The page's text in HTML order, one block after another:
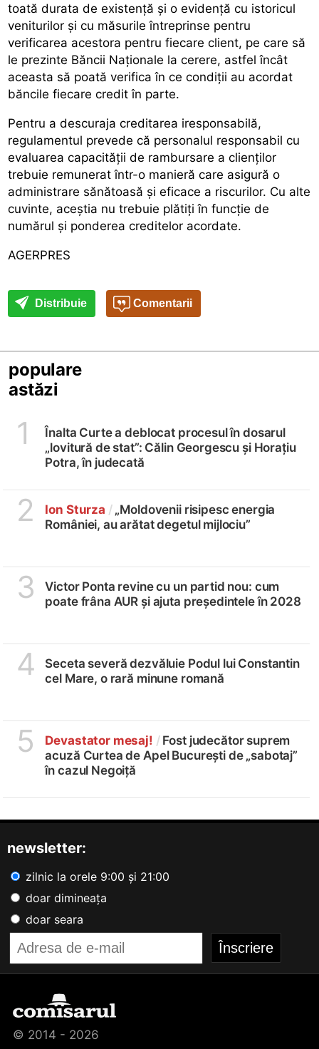
toată durata de existență și o evidență cu istoricul
veniturilor și cu măsurile întreprinse pentru
verificarea acestora pentru fiecare client, pe care să
le prezinte Băncii Naționale la cerere, astfel încât
aceasta să poată verifica în ce condiții au acordat
băncile fiecare credit în parte.
Pentru a descuraja creditarea iresponsabilă,
regulamentul prevede că personalul responsabil cu
evaluarea capacității de rambursare a clienților
trebuie remunerat într-o manieră care asigură o
administrare sănătoasă și eficace a riscurilor. Cu alte
cuvinte, aceștia nu trebuie plătiți în funcție de
numărul și ponderea creditelor acordate.
AGERPRES
Distribuie Comentarii
populare
astăzi
1
Înalta Curte a deblocat procesul în dosarul
„lovitură de stat”: Călin Georgescu și Horațiu
Potra, în judecată
2 Ion Sturza /„Moldovenii risipesc energia
României, au arătat degetul mijlociu”
3
Victor Ponta revine cu un partid nou: cum
poate frâna AUR și ajuta președintele în 2028
4
Seceta severă dezvăluie Podul lui Constantin
cel Mare, o rară minune romană
5 Devastator mesaj! / Fost judecător suprem
acuză Curtea de Apel București de „sabotaj”
în cazul Negoiță
newsletter:
zilnic la orele 9:00 și 21:00
doar dimineața
doar seara
© 2014 - 2026